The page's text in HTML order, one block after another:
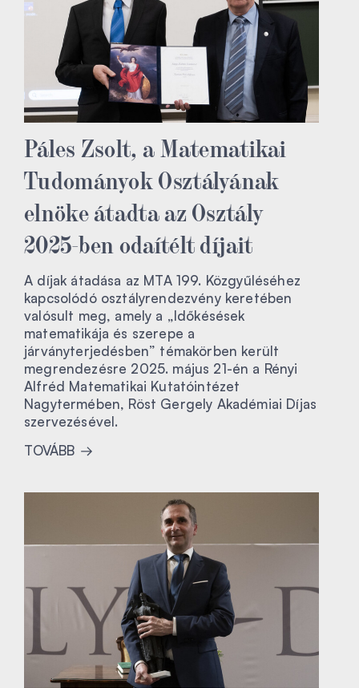
Páles Zsolt, a Matematikai
Tudományok Osztályának
elnöke átadta az Osztály
2025-ben odaítélt díjait
A díjak átadása az MTA 199. Közgyűléséhez
kapcsolódó osztályrendezvény keretében
valósult meg, amely a „Időkésések
matematikája és szerepe a
járványterjedésben” témakörben került
megrendezésre 2025. május 21-én a Rényi
Alfréd Matematikai Kutatóintézet
Nagytermében, Röst Gergely Akadémiai Díjas
szervezésével.
TOVÁBB